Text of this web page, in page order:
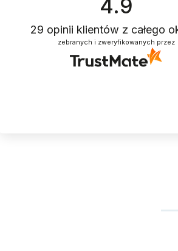
4.9
29 opinii klientów z całego
zebranych i zweryfikowanych przez